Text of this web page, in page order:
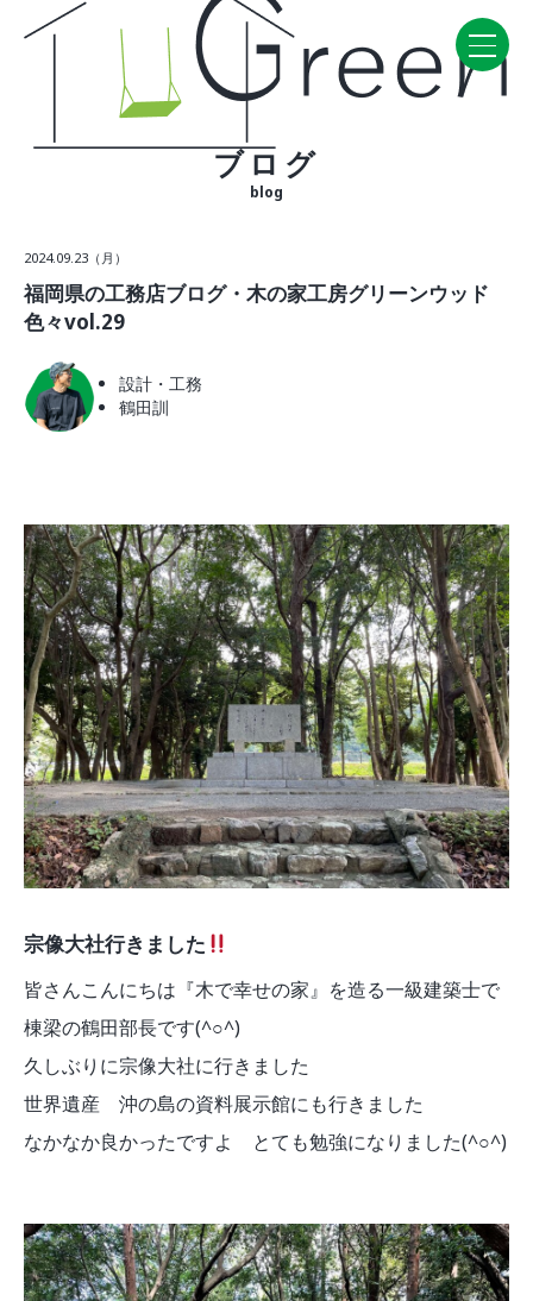
CONCEPT・BUILD
コンセプト
自然素材
ラインナップ
WORK
モデルルーム
イベント
ABOUT
会社概要
採用情報
スタッフ紹介
ブログ
お知らせ
お問い合わせ・資料請求
SNS
ブログ
ブログ
blog
2024.09.23（月）
福岡県の工務店ブログ・木の家工房グリーンウッド
色々vol.29
設計・工務
鶴田訓
宗像大社行きました
皆さんこんにちは『木で幸せの家』を造る一級建築士で
棟梁の鶴田部長です(^○^)
久しぶりに宗像大社に行きました
世界遺産 沖の島の資料展示館にも行きました
なかなか良かったですよ とても勉強になりました(^○^)